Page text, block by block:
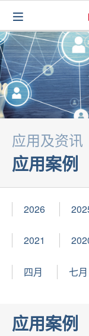
应用及资讯
应用案例
2026
2021
四月 七月
应用案例